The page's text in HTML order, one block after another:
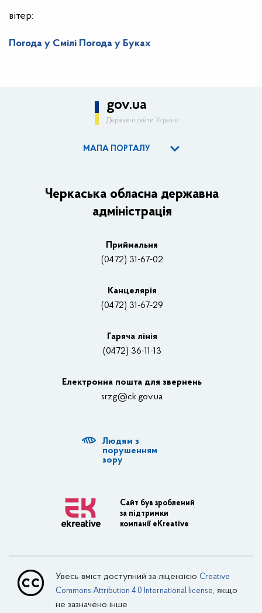
вітер:
Погода у Смілі Погода у Буках
gov.ua
Державні сайти України
МАПА ПОРТАЛУ
Керівництво адміністрації
Основні завдання та нормативно-правові засади
Нагороди
Контакти
Структурні підрозділи ОДА
Діяльність ОДА
Транспортна інфраструктура
Внутрішній водний транспорт
Авіаційний транспорт
Черкаська обласна державна
адміністрація
Приймальня
(0472) 31-67-02
Канцелярiя
(0472) 31-67-29
Гаряча лінія
(0472) 36-11-13
Електронна пошта для звернень
srzg@ck.gov.ua
Людям з
порушенням
зору
Сайт був зроблений
за підтримки
компанії eKreative
Увесь вміст доступний за ліцензією Creative
Commons Attribution 4.0 International license, якщо
не зазначено інше